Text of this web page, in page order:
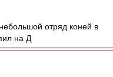
отряд коней в
на Д